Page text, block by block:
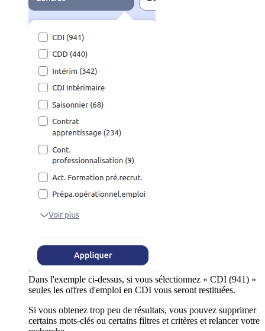
Dans l'exemple ci-dessus, si vous sélectionnez « CDI (941) »
seules les offres d'emploi en CDI vous seront restituées.
Si vous obtenez trop peu de résultats, vous pouvez supprimer
certains mots-clés ou certains filtres et critères et relancer votre